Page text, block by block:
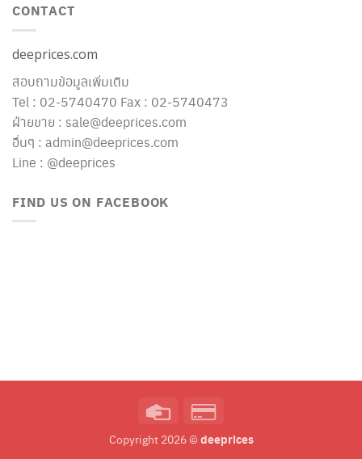
CONTACT
deeprices.com
สอบถามข้อมูลเพิ่มเติม
Tel : 02-5740470 Fax : 02-5740473
ฝ่ายขาย : sale@deeprices.com
อื่นๆ : admin@deeprices.com
Line : @deeprices
FIND US ON FACEBOOK
Credit
2
Copyright 2026 © deeprices